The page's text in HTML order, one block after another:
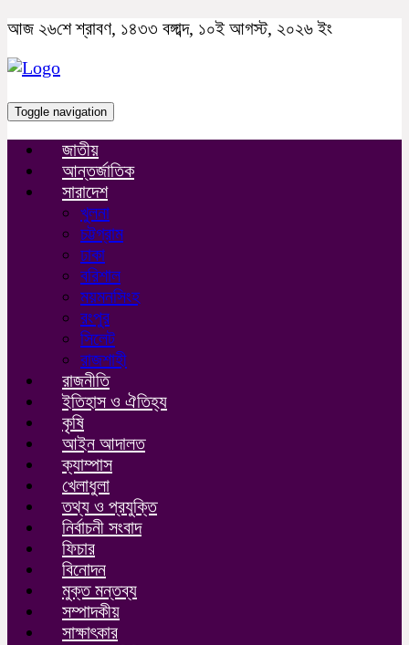
আজ ২৬শে শ্রাবণ, ১৪৩৩ বঙ্গাব্দ, ১০ই আগস্ট, ২০২৬ ইং
Toggle navigation
জাতীয়
আন্তর্জাতিক
সারাদেশ
খুলনা
চট্টগ্রাম
ঢাকা
বরিশাল
ময়মনসিংহ
রংপুর
সিলেট
রাজশাহী
রাজনীতি
ইতিহাস ও ঐতিহ্য
কৃষি
আইন আদালত
ক্যাম্পাস
খেলাধুলা
তথ্য ও প্রযুক্তি
নির্বাচনী সংবাদ
ফিচার
বিনোদন
মুক্ত মন্তব্য
সম্পাদকীয়
সাক্ষাৎকার